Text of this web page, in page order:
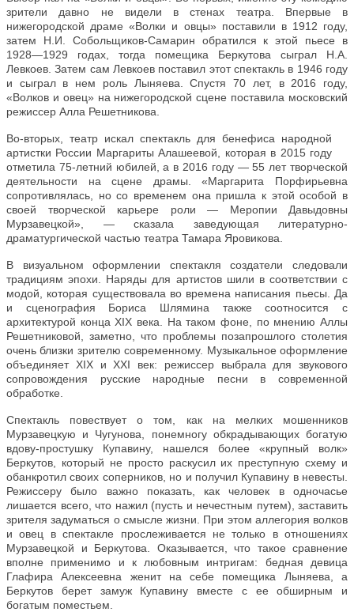
зрители давно не видели в стенах театра. Впервые в
нижегородской драме «Волки и овцы» поставили в 1912 году,
затем Н.И. Собольщиков-Самарин обратился к этой пьесе в
1928—1929 годах, тогда помещика Беркутова сыграл Н.А.
Левкоев. Затем сам Левкоев поставил этот спектакль в 1946 году
и сыграл в нем роль Лыняева. Спустя 70 лет, в 2016 году,
«Волков и овец» на нижегородской сцене поставила московский
режиссер Алла Решетникова.
Во-вторых, театр искал спектакль для бенефиса народной
артистки России Маргариты Алашеевой, которая в 2015 году
отметила 75-летний юбилей, а в 2016 году — 55 лет творческой
деятельности на сцене драмы. «Маргарита Порфирьевна
сопротивлялась, но со временем она пришла к этой особой в
своей творческой карьере роли — Меропии Давыдовны
Мурзавецкой», — сказала заведующая литературно-
драматургической частью театра Тамара Яровикова.
В визуальном оформлении спектакля создатели следовали
традициям эпохи. Наряды для артистов шили в соответствии с
модой, которая существовала во времена написания пьесы. Да
и сценография Бориса Шлямина также соотносится с
архитектурой конца XIX века. На таком фоне, по мнению Аллы
Решетниковой, заметно, что проблемы позапрошлого столетия
очень близки зрителю современному. Музыкальное оформление
объединяет XIX и XXI век: режиссер выбрала для звукового
сопровождения русские народные песни в современной
обработке.
Спектакль повествует о том, как на мелких мошенников
Мурзавецкую и Чугунова, понемногу обкрадывающих богатую
вдову-простушку Купавину, нашелся более «крупный волк»
Беркутов, который не просто раскусил их преступную схему и
обанкротил своих соперников, но и получил Купавину в невесты.
Режиссеру было важно показать, как человек в одночасье
лишается всего, что нажил (пусть и нечестным путем), заставить
зрителя задуматься о смысле жизни. При этом аллегория волков
и овец в спектакле прослеживается не только в отношениях
Мурзавецкой и Беркутова. Оказывается, что такое сравнение
вполне применимо и к любовным интригам: бедная девица
Глафира Алексеевна женит на себе помещика Лыняева, а
Беркутов берет замуж Купавину вместе с ее обширным и
богатым поместьем.